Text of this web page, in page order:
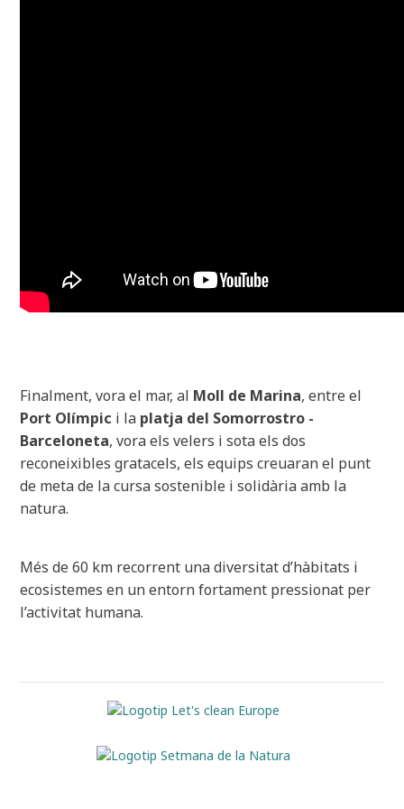
Finalment, vora el mar, al Moll de Marina, entre el
Port Olímpic i la platja del Somorrostro -
Barceloneta, vora els velers i sota els dos
reconeixibles gratacels, els equips creuaran el punt
de meta de la cursa sostenible i solidària amb la
natura.
Més de 60 km recorrent una diversitat d’hàbitats i
ecosistemes en un entorn fortament pressionat per
l’activitat humana.